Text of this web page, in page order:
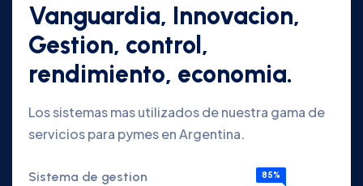
Vanguardia, Innovacion,
Gestion, control,
rendimiento, economia.
Los sistemas mas utilizados de nuestra gama de
servicios para pymes en Argentina.
Sistema de gestion 85%